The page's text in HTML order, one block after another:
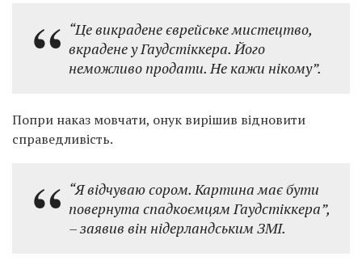
“Це викрадене єврейське мистецтво,
вкрадене у Гаудстіккера. Його
неможливо продати. Не кажи нікому”.
Попри наказ мовчати, онук вирішив відновити
справедливість.
“Я відчуваю сором. Картина має бути
повернута спадкоємцям Гаудстіккера”,
– заявив він нідерландським ЗМІ.